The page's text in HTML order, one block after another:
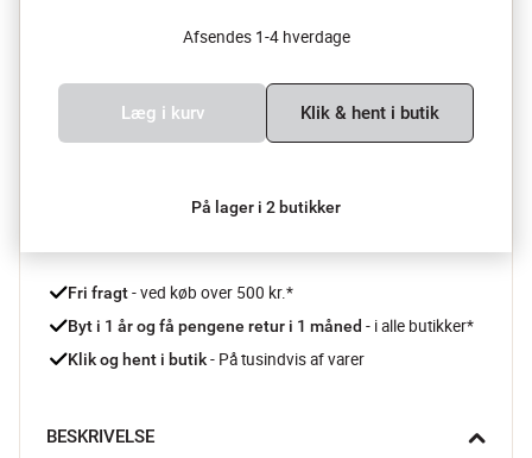
Afsendes 1-4 hverdage
Læg i kurv Klik & hent i butik
På lager i 2 butikker
Fri fragt - ved køb over 500 kr.*
Byt i 1 år og få pengene retur i 1 måned - i alle butikker*
Klik og hent i butik - På tusindvis af varer
BESKRIVELSE